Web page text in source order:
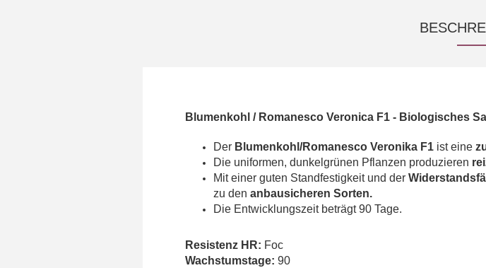
Blumenkohl / Romanesco Veronica F1 - Biologisches
Der Blumenkohl/Romanesco Veronika F1 ist eine
Die uniformen, dunkelgrünen Pflanzen produzieren
Mit einer guten Standfestigkeit und der
zu den anbausicheren Sorten.
Die Entwicklungszeit beträgt 90 Tage.
Resistenz HR: Foc
Wachstumstage: 90